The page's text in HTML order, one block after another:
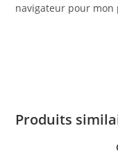
navigateur pour
Produits